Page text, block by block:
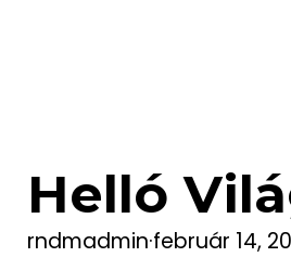
Helló
rndmadmin·február 14,